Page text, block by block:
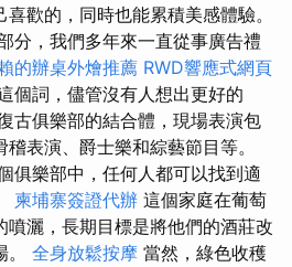
歡的，同時也能累積美感體驗。
分，我們多年來一直從事廣告禮
的辦桌外燴推薦 RWD響應式網頁
個詞，儘管沒有人想出更好的
古俱樂部的結合體，現場表演包
表演、爵士樂和綜藝節目等。
俱樂部中，任何人都可以找到適
柬埔寨簽證代辦 這個家庭在葡萄
噴灑，長期目標是將他們的酒莊改
。 全身放鬆按摩 當然，綠色收穫